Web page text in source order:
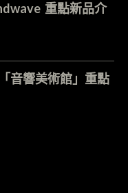
重點新品介
音響美術館」重點